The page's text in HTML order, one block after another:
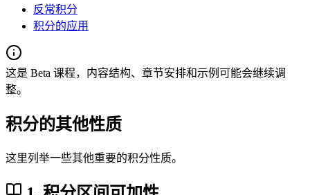
反常积分
积分的应用
这是 Beta 课程，内容结构、章节安排和示例可能会继续调
整。
积分的其他性质
这里列举一些其他重要的积分性质。